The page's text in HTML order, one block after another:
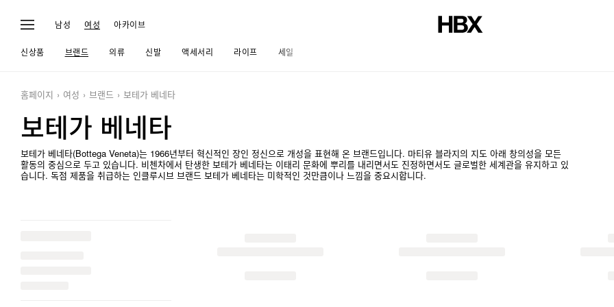
남성 여성 아카이브
신상품 브랜드 의류 신발 액세서리 라이프 세일
홈페이지 여성 브랜드 보테가 베네타
보테가 베네타
보테가 베네타(Bottega Veneta)는 1966년부터 혁신적인 장인 정신으로 개성을 표현해 온 브랜드입니다. 마티유 블라지의 지도 아래 창의성을 모든
활동의 중심으로 두고 있습니다. 비첸차에서 탄생한 보테가 베네타는 이태리 문화에 뿌리를 내리면서도 진정하면서도 글로벌한 세계관을 유지하고 있
습니다. 독점 제품을 취급하는 인클루시브 브랜드 보테가 베네타는 미학적인 것만큼이나 느낌을 중요시합니다.